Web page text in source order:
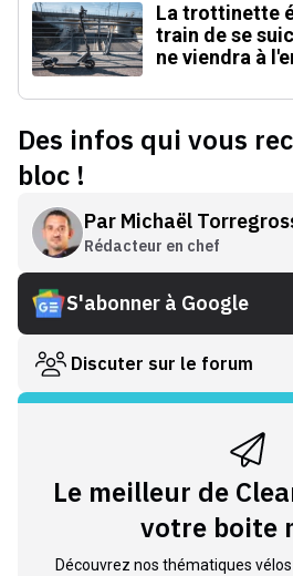
La trottinette
train de se
ne viendra à
Des infos qui vous
bloc !
Par Michaël
Rédacteur en chef
S'abonner à Google
Discuter sur le forum
Le meilleur de
votre boite
Découvrez nos thématiques